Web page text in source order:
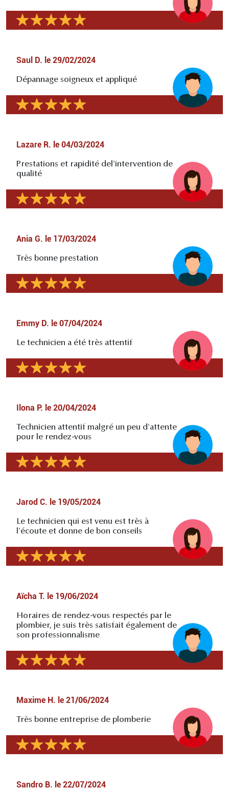
Saul D. le 29/02/2024
Dépannage soigneux et appliqué
Lazare R. le 04/03/2024
Prestations et rapidité del'intervention de
qualité
Ania G. le 17/03/2024
Très bonne prestation
Emmy D. le 07/04/2024
Le technicien a été très attentif
Ilona P. le 20/04/2024
Technicien attentif malgré un peu d'attente
pour le rendez-vous
Jarod C. le 19/05/2024
Le technicien qui est venu est très à
l'écoute et donne de bon conseils
Aïcha T. le 19/06/2024
Horaires de rendez-vous respectés par le
plombier, je suis très satisfait également de
son professionnalisme
Maxime H. le 21/06/2024
Très bonne entreprise de plomberie
Sandro B. le 22/07/2024